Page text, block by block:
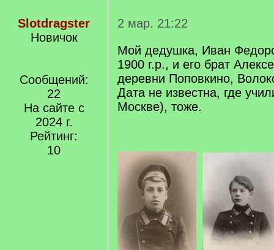
Slotdragster
Новичок
Сообщений:
22
На сайте с
2024 г.
Рейтинг:
10
2 мар. 21:22
Мой дедушка, Иван
1900 г.р., и его брат
деревни Поповкино,
Дата не известна, где
Москве), тоже.